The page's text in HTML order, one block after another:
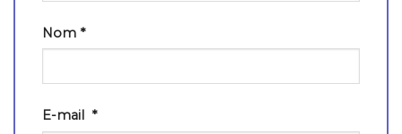
Nom *
E-mail *